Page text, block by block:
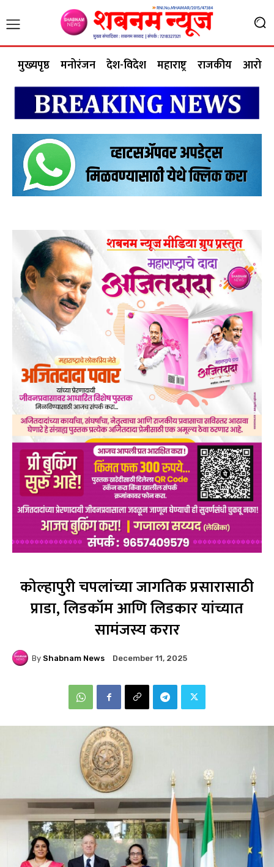
मुख्यपृष्ठ मनोरंजन देश-विदेश महाराष्ट्र राजकीय आरोग्य
कोल्हापुरी चपलांच्या जागतिक प्रसारासाठी
प्राडा, लिडकॉम आणि लिडकार यांच्यात
सामंजस्य करार
By Shabnam News December 11, 2025